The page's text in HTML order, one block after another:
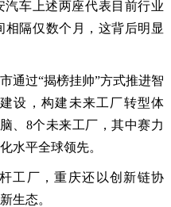
车上述两座代表目前行业
隔仅数个月，这背后明显
通过“揭榜挂帅”方式推进智
设，构建未来工厂转型体
、8个未来工厂，其中赛力
水平全球领先。
工厂，重庆还以创新链协
生态。